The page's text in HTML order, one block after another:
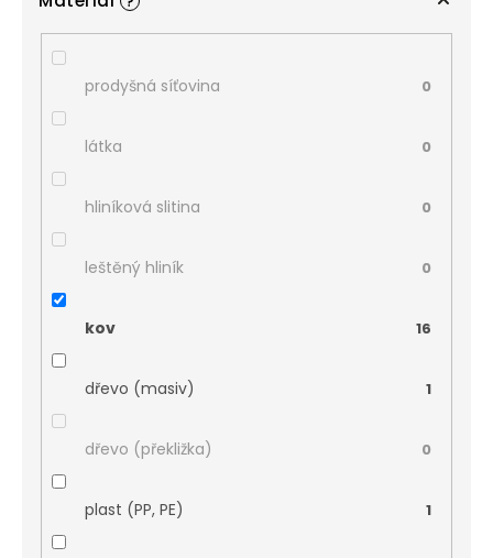
prodyšná síťovina 0
látka 0
hliníková slitina 0
leštěný hliník 0
kov 16
dřevo (masiv) 1
dřevo (překližka) 0
plast (PP, PE) 1